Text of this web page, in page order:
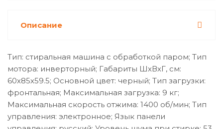
Описание
Тип: стиральная машина с обработкой паром; Тип
мотора: инверторный; Габариты ШхВхГ, см:
60х85х59.5; Основной цвет: черный; Тип загрузки:
фронтальная; Максимальная загрузка: 9 кг;
Максимальная скорость отжима: 1400 об/мин; Тип
управления: электронное; Язык панели